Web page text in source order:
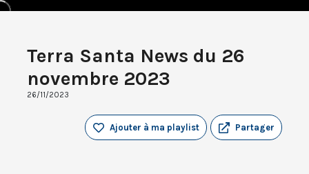
Terra Santa News du 26
novembre 2023
26/11/2023
Partager
Ajouter à ma playlist